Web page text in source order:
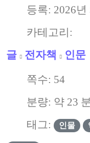
등록: 2026년
카테고리:
글
전자책 인문
쪽수: 54
분량: 약 23
태그:
인물